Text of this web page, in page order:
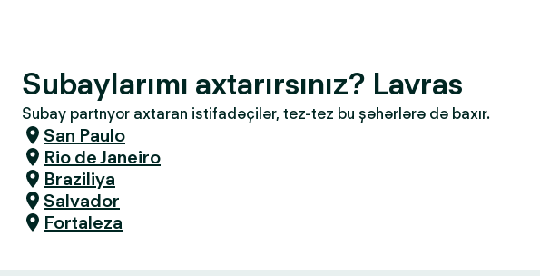
Subaylarımı axtarırsınız? Lavras
Subay partnyor axtaran istifadəçilər, tez-tez bu şəhərlərə də baxır.
San Paulo
Rio de Janeiro
Braziliya
Salvador
Fortaleza